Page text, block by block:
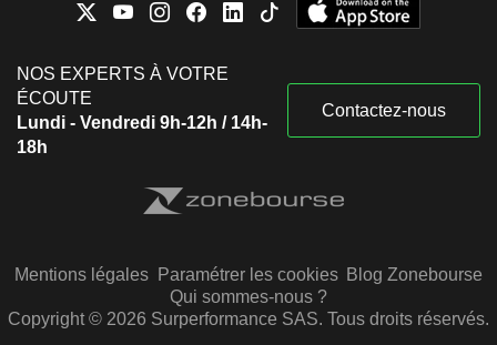
NOS EXPERTS À VOTRE
ÉCOUTE
Lundi - Vendredi 9h-12h / 14h-
18h
Contactez-nous
Mentions légales Paramétrer les cookies Blog Zonebourse
Qui sommes-nous ?
Copyright © 2026 Surperformance SAS. Tous droits réservés.